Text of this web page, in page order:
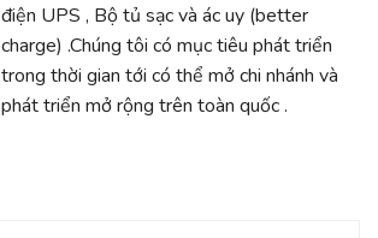
điện UPS , Bộ tủ sạc và ác uy (better
charge) .Chúng tôi có mục tiêu phát triển
trong thời gian tới có thể mở chi nhánh và
phát triển mở rộng trên toàn quốc .